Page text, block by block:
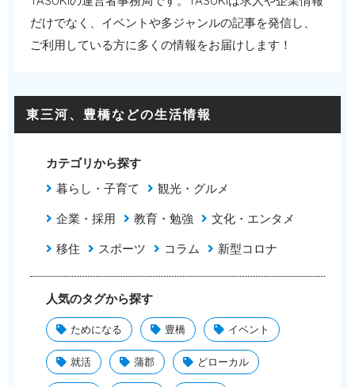
だけでなく、イベントや多ジャンルの記事を発信し、
ご利用している方に多くの情報をお届けします！
東三河、豊橋などの生活情報
カテゴリから探す
暮らし・子育て
観光・グルメ
企業・採用
教育・勉強
文化・エンタメ
移住
スポーツ コラム 新型コロナ
人気のタグから探す
ためになる 豊橋 イベント
就活 蒲郡 どローカル